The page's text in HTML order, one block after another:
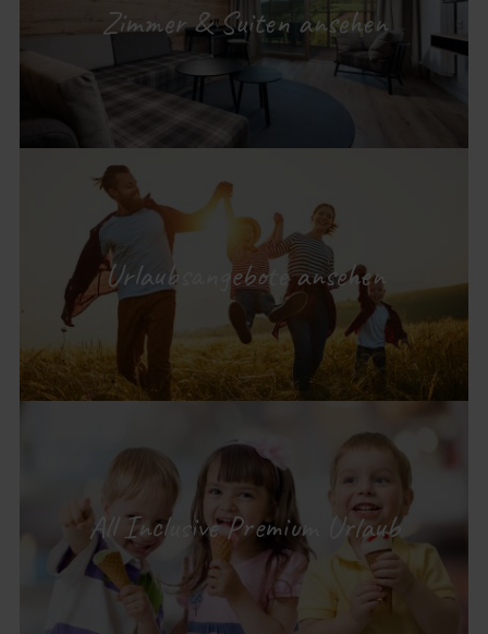
Zimmer & Suiten ansehen
Urlaubsangebote ansehen
All Inclusive Premium Urlaub